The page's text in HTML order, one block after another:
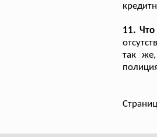
11. Что
так